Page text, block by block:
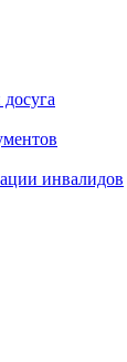
инвалидов